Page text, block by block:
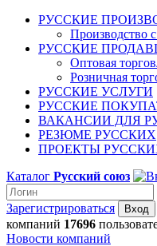
РУССКИЕ
Производство
РУССКИЕ
Оптовая
Розничная
РУССКИЕ УСЛУГИ
РУССКИЕ
ВАКАНСИИ ДЛЯ
РЕЗЮМЕ РУССКИХ
ПРОЕКТЫ
Каталог Русский союз
Зарегистрироваться
компаний 17696
Новости компаний